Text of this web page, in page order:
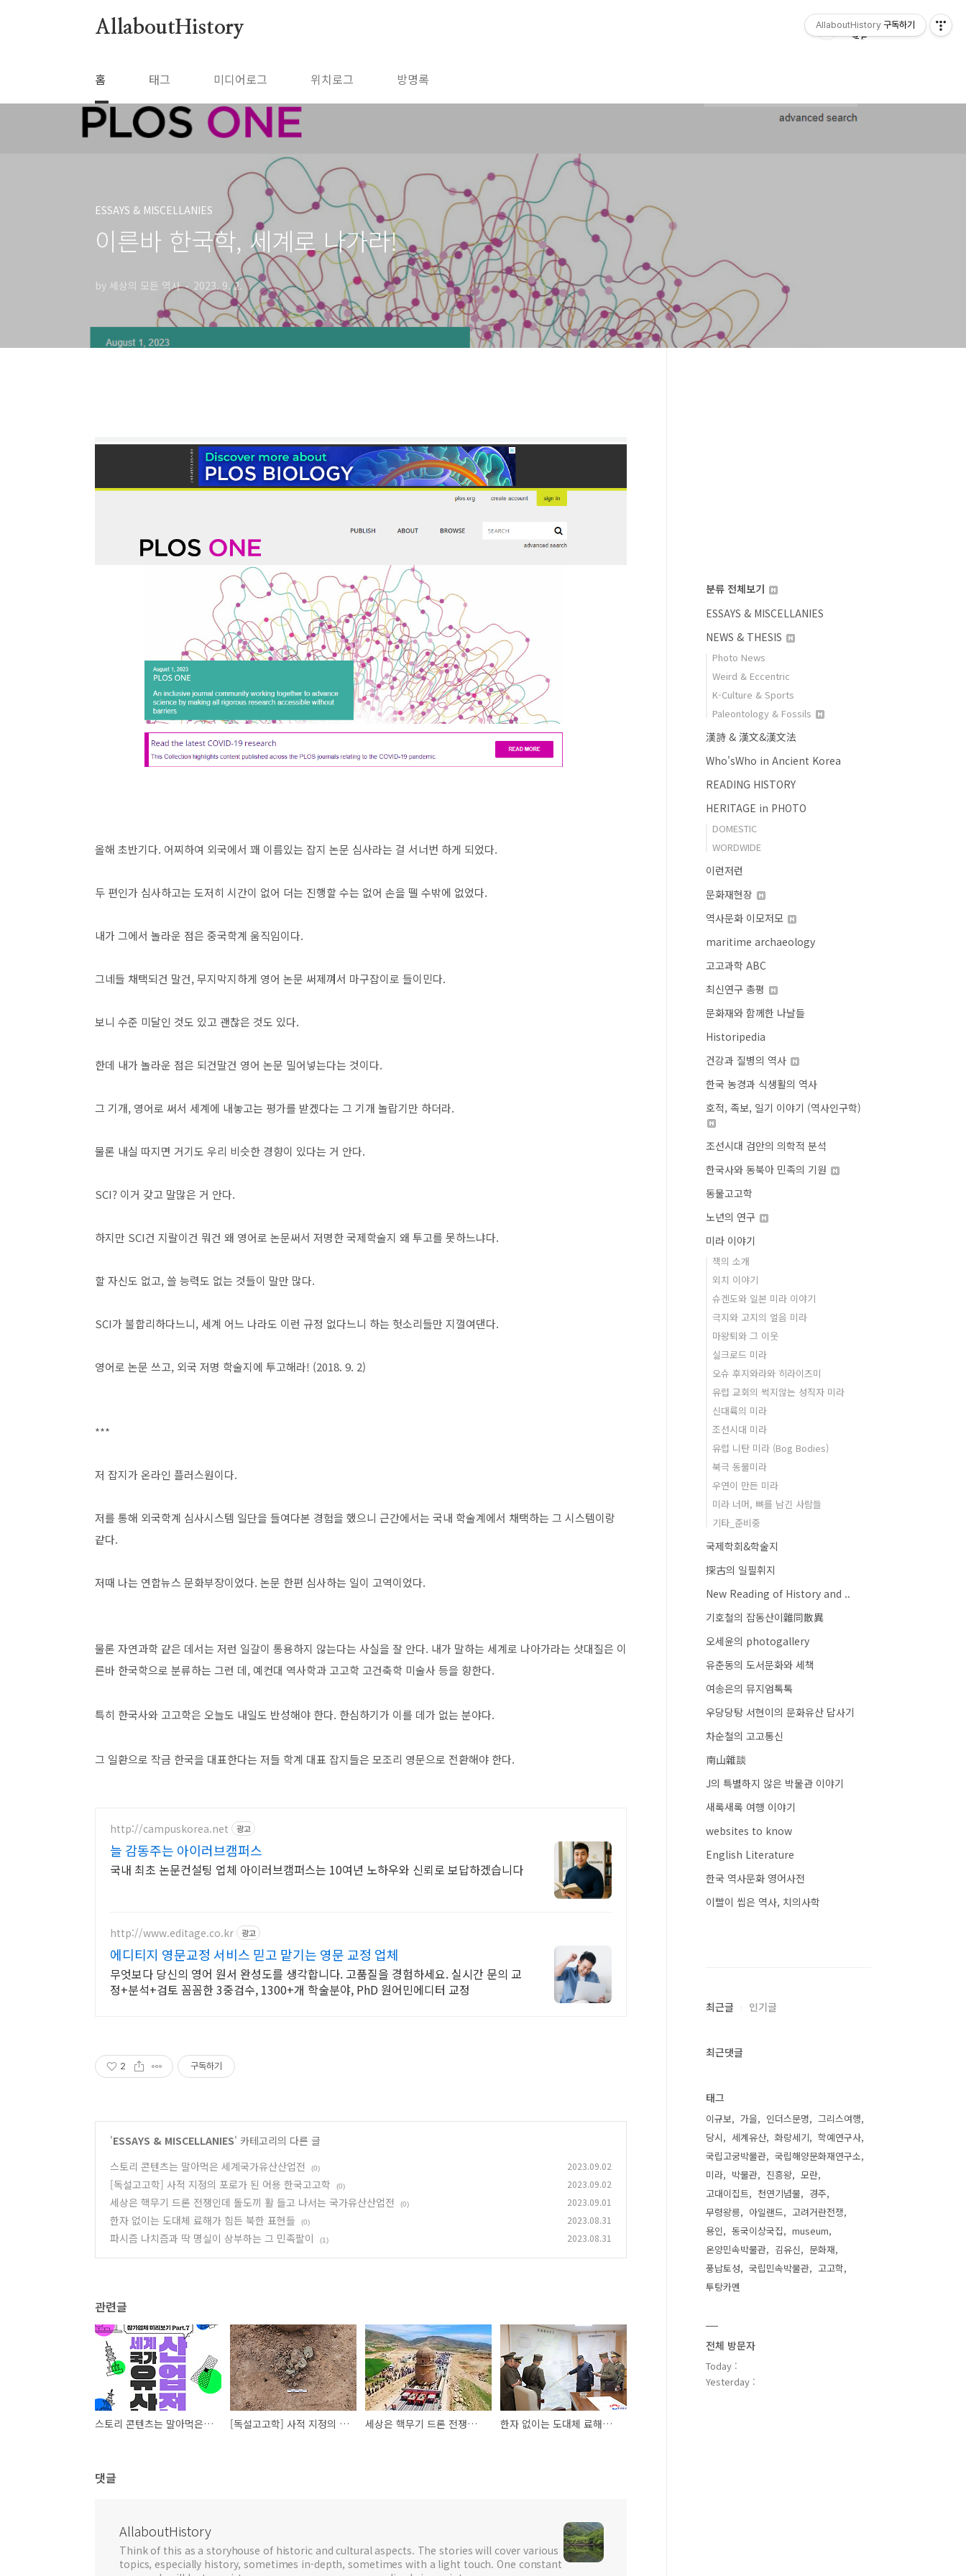
AllaboutHistory
홈 태그 미디어로그 위치로그 방명록
ESSAYS & MISCELLANIES
이른바 한국학, 세계로 나가라!
by 세상의 모든 역사 2023. 9. 2.
올해 초반기다. 어찌하여 외국에서 꽤 이름있는 잡지 논문 심사라는 걸 서너번 하게 되었다.
두 편인가 심사하고는 도저히 시간이 없어 더는 진행할 수는 없어 손을 뗄 수밖에 없었다.
내가 그에서 놀라운 점은 중국학계 움직임이다.
그네들 채택되건 말건, 무지막지하게 영어 논문 써제껴서 마구잡이로 들이민다.
보니 수준 미달인 것도 있고 괜찮은 것도 있다.
한데 내가 놀라운 점은 되건말건 영어 논문 밀어넣는다는 것이다.
그 기개, 영어로 써서 세계에 내놓고는 평가를 받겠다는 그 기개 놀랍기만 하더라.
물론 내실 따지면 거기도 우리 비슷한 경향이 있다는 거 안다.
SCI? 이거 갖고 말많은 거 안다.
하지만 SCI건 지랄이건 뭐건 왜 영어로 논문써서 저명한 국제학술지 왜 투고를 못하느냐다.
할 자신도 없고, 쓸 능력도 없는 것들이 말만 많다.
SCI가 불합리하다느니, 세계 어느 나라도 이런 규정 없다느니 하는 헛소리들만 지껄여댄다.
영어로 논문 쓰고, 외국 저명 학술지에 투고해라! (2018. 9. 2)
***
저 잡지가 온라인 플러스원이다.
저를 통해 외국학계 심사시스템 일단을 들여다본 경험을 했으니 근간에서는 국내 학술계에서 채택하는 그 시스템이랑
같다.
저때 나는 연합뉴스 문화부장이었다. 논문 한편 심사하는 일이 고역이었다.
물론 자연과학 같은 데서는 저런 일갈이 통용하지 않는다는 사실을 잘 안다. 내가 말하는 세계로 나아가라는 삿대질은 이
른바 한국학으로 분류하는 그런 데, 예컨대 역사학과 고고학 고건축학 미술사 등을 향한다.
특히 한국사와 고고학은 오늘도 내일도 반성해야 한다. 한심하기가 이를 데가 없는 분야다.
그 일환으로 작금 한국을 대표한다는 저들 학계 대표 잡지들은 모조리 영문으로 전환해야 한다.
http://campuskorea.net 광고
늘 감동주는 아이러브캠퍼스
국내 최초 논문컨설팅 업체 아이러브캠퍼스는 10여년 노하우와 신뢰로 보답하겠습니다
http://www.editage.co.kr 광고
에디티지 영문교정 서비스 믿고 맡기는 영문 교정 업체
무엇보다 당신의 영어 원서 완성도를 생각합니다. 고품질을 경험하세요. 실시간 문의 교
정+분석+검토 꼼꼼한 3중검수, 1300+개 학술분야, PhD 원어민에디터 교정
2 구독하기
'ESSAYS & MISCELLANIES' 카테고리의 다른 글
스토리 콘텐츠는 말아먹은 세계국가유산산업전
(0) 2023.09.02
[독설고고학] 사적 지정의 포로가 된 어용 한국고고학 (0) 2023.09.02
세상은 핵무기 드론 전쟁인데 돌도끼 활 들고 나서는 국가유산산업전 (0) 2023.09.01
한자 없이는 도대체 료해가 힘든 북한 표현들 (0) 2023.08.31
파시즘 나치즘과 딱 명실이 상부하는 그 민족팔이 (1) 2023.08.31
관련글
스토리 콘텐츠는 말아먹은 세계국가유산산업전 [독설고고학] 사적 지정의 포로가 된 어용 한국고고학 세상은 핵무기 드론 전쟁인데 돌도끼 활 들고 나서는 국가유산산업전 한자 없이는 도대체 료해가 힘든 북한 표현들
댓글
AllaboutHistory
Think of this as a storyhouse of historic and cultural aspects. The stories will cover various
topics, especially history, sometimes in-depth, sometimes with a light touch. One constant
분류 전체보기
ESSAYS & MISCELLANIES
NEWS & THESIS
Photo News
Weird & Eccentric
K-Culture & Sports
Paleontology & Fossils
漢詩 & 漢文&漢文法
Who'sWho in Ancient Korea
READING HISTORY
HERITAGE in PHOTO
DOMESTIC
WORDWIDE
이런저런
문화재현장
역사문화 이모저모
maritime archaeology
고고과학 ABC
최신연구 총평
문화재와 함께한 나날들
Historipedia
건강과 질병의 역사
한국 농경과 식생활의 역사
호적, 족보, 일기 이야기 (역사인구학)
조선시대 검안의 의학적 분석
한국사와 동북아 민족의 기원
동물고고학
노년의 연구
미라 이야기
책의 소개
외치 이야기
슈겐도와 일본 미라 이야기
극지와 고지의 얼음 미라
마왕퇴와 그 이웃
실크로드 미라
오슈 후지와라와 히라이즈미
유럽 교회의 썩지않는 성직자 미라
신대륙의 미라
조선시대 미라
유럽 니탄 미라 (Bog Bodies)
북극 동물미라
우연이 만든 미라
미라 너머, 뼈를 남긴 사람들
기타_준비중
국제학회&학술지
探古의 일필휘지
New Reading of History and ..
기호철의 잡동산이雜同散異
오세윤의 photogallery
유춘동의 도서문화와 세책
여송은의 뮤지엄톡톡
우당당탕 서현이의 문화유산 답사기
차순철의 고고통신
南山雜談
J의 특별하지 않은 박물관 이야기
새록새록 여행 이야기
websites to know
English Literature
한국 역사문화 영어사전
이빨이 씹은 역사, 치의사학
최근글 인기글
최근댓글
태그
이규보 가을 인더스문명
그리스여행
당시
세계유산 화랑세기
학예연구사
국립고궁박물관
국립해양문화재연구소
미라
박물관 진흥왕
모란
고대이집트
천연기념물
경주
무령왕릉
아일랜드
고려거란전쟁
용인
동국이상국집
museum
온양민속박물관
김유신
문화재
풍납토성
국립민속박물관
고고학
투탕카멘
전체 방문자
Today :
Yesterday :
AllaboutHistory 구독하기